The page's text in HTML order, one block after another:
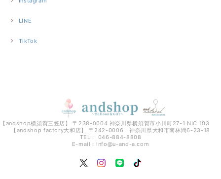
LINE
TikTok
【andshop横須賀三笠店】 〒238-0004 神奈川県横須賀市小川町27-1 NIC 103
【andshop factory大和店】 〒242-0006 神奈川県大和市南林間6-23-18
TEL： 046-884-8808
E-mail： info@u-and-a.com